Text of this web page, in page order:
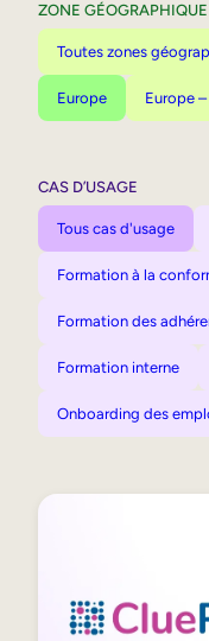
ZONE GÉOGRAPHIQUE
Toutes zones
Europe Europe
CAS D’USAGE
Tous cas d'usage
Formation à la
Formation des
Formation interne
Onboarding des